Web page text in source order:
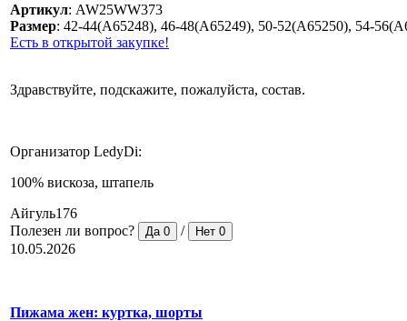
Артикул: AW25WW373
Размер: 42-44(A65248), 46-48(A65249), 50-52(A65250), 54-
Есть в открытой закупке!
Здравствуйте, подскажите, пожалуйста, состав.
Организатор LedyDi:
100% вискоза, штапель
Айгуль176
Полезен ли вопрос?
Да 0 / Нет 0
10.05.2026
Пижама жен: куртка, шорты